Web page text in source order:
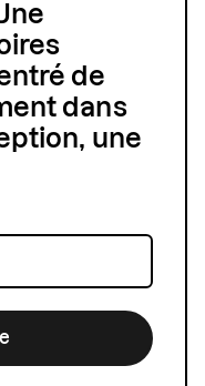
de
dans
une